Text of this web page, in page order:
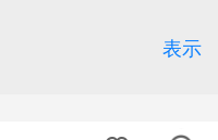
表示